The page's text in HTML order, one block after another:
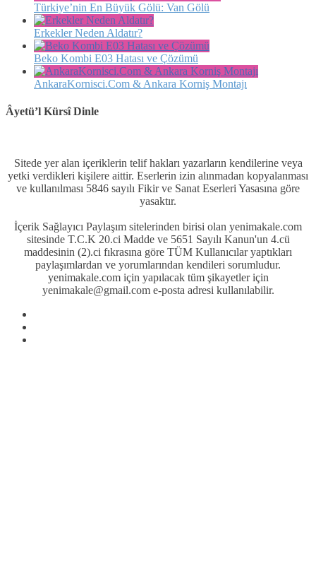
Türkiye’nin En Büyük Gölü: Van Gölü
Erkekler Neden Aldatır?
Beko Kombi E03 Hatası ve Çözümü
AnkaraKornisci.Com & Ankara Korniş Montajı
Âyetü’l Kürsî Dinle
Sitede yer alan içeriklerin telif hakları yazarların kendilerine veya
yetki verdikleri kişilere aittir. Eserlerin izin alınmadan kopyalanması
ve kullanılması 5846 sayılı Fikir ve Sanat Eserleri Yasasına göre
yasaktır.
İçerik Sağlayıcı Paylaşım sitelerinden birisi olan yenimakale.com
sitesinde T.C.K 20.ci Madde ve 5651 Sayılı Kanun'un 4.cü
maddesinin (2).ci fıkrasına göre TÜM Kullanıcılar yaptıkları
paylaşımlardan ve yorumlarından kendileri sorumludur.
yenimakale.com için yapılacak tüm şikayetler için
yenimakale@gmail.com e-posta adresi kullanılabilir.